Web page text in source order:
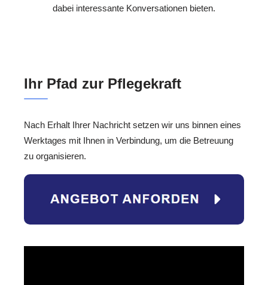
dabei interessante Konversationen bieten.
Ihr Pfad zur Pflegekraft
Nach Erhalt Ihrer Nachricht setzen wir uns binnen eines
Werktages mit Ihnen in Verbindung, um die Betreuung
zu organisieren.